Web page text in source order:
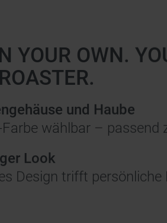
YOUR OWN.
und Haube
Farbe wählbar – passend
Look
Design trifft persönliche